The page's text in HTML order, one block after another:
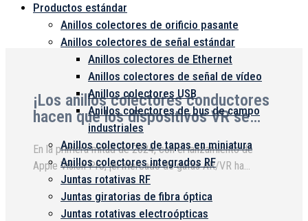
Productos estándar
Anillos colectores de orificio pasante
Anillos colectores de señal estándar
Anillos colectores de Ethernet
Anillos colectores de señal de vídeo
Anillos colectores USB
Anillos colectores de bus de campo
industriales
Anillos colectores de tapas en miniatura
Anillos colectores integrados RF
Juntas rotativas RF
Juntas giratorias de fibra óptica
Juntas rotativas electroópticas
¡Los anillos colectores conductores
hacen que los dispositivos VR se
En la primera mitad de 2024, con el lanzamiento de
Apple Vision Pro, ¡el mercado de gafas AR/VR ha
recibido una nueva vitalidad! Al mismo tiempo,
productos como Ray-Ban Meta y Apple Intelligence...